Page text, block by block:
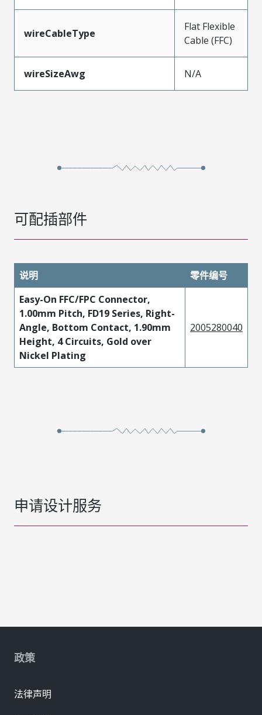
wireCableType
Flat Flexible
Cable (FFC)
wireSizeAwg N/A
可配插部件
说明
零件编号
Easy-On FFC/FPC Connector,
1.00mm Pitch, FD19 Series, Right-
Angle, Bottom Contact, 1.90mm
Height, 4 Circuits, Gold over
Nickel Plating
2005280040
申请设计服务
政策
法律声明